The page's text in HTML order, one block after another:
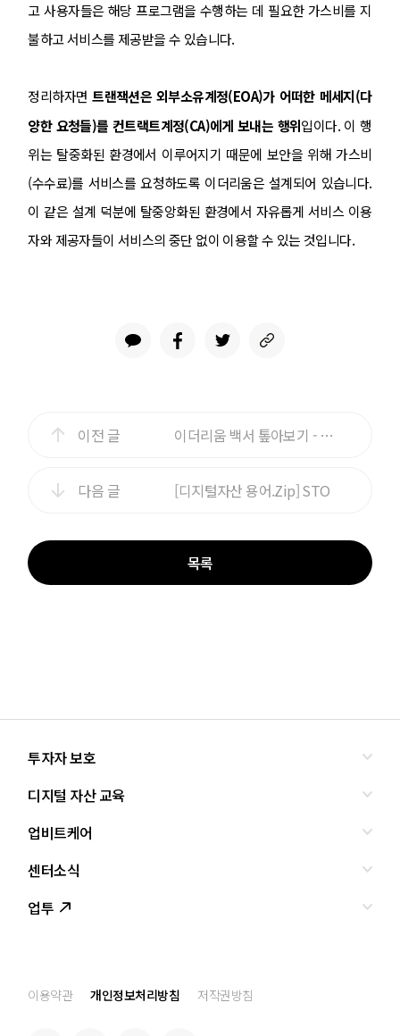
고 사용자들은 해당 프로그램을 수행하는 데 필요한 가스비를 지
불하고 서비스를 제공받을 수 있습니다.
정리하자면트랜잭션은 외부소유계정(EOA)가 어떠한 메세지(다
양한 요청들)를 컨트랙트계정(CA)에게 보내는 행위입이다. 이 행
위는 탈중화된 환경에서 이루어지기 때문에 보안을 위해 가스비
(수수료)를 서비스를 요청하도록 이더리움은 설계되어 있습니다.
이 같은 설계 덕분에 탈중앙화된 환경에서 자유롭게 서비스 이용
자와 제공자들이 서비스의 중단 없이 이용할 수 있는 것입니다.
이전 글 이더리움 백서 톺아보기 - 4편
다음 글 [디지털자산 용어.Zip] STO
목록
투자자 보호
올바른 투자란?
투자사기 유형과 예방
업비트 보호조치
디지털 자산 교육
교육
조사·연구
업비트케어
서비스안내
서비스신청
센터소식
인사말
공지사항
업투
이용약관 개인정보처리방침 저작권방침